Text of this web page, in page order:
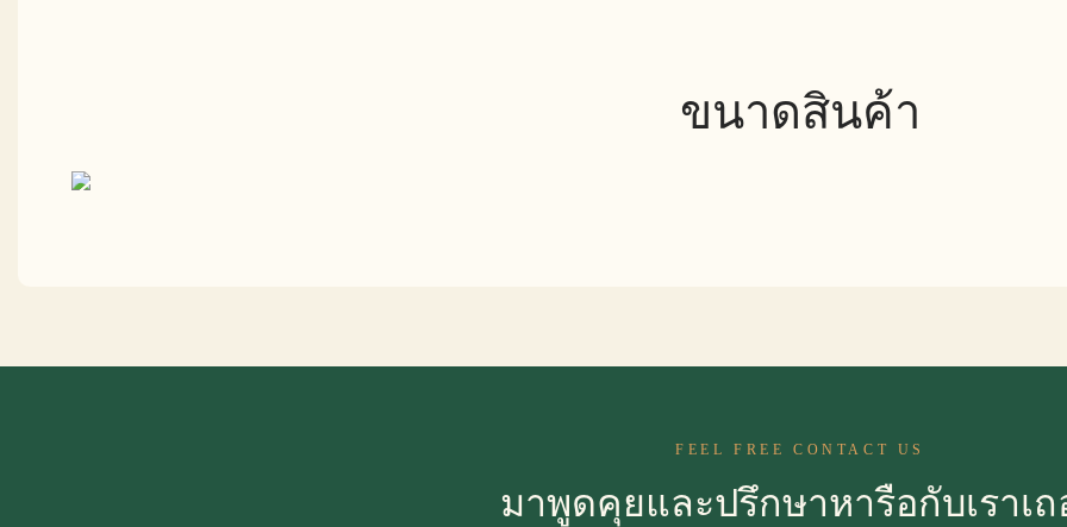
ขนาดสินค้า
FEEL FREE CONTACT US
มาพูดคุยและปรึกษาหารือกับเราเถ